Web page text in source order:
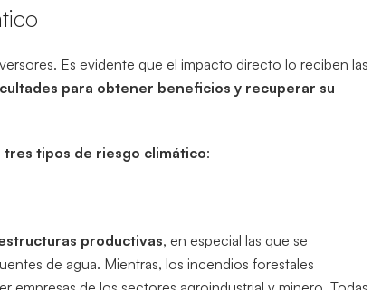
Es evidente que el impacto directo lo reciben las
para obtener beneficios y recuperar su
tres tipos de riesgo climático:
productivas, en especial las que se
de agua. Mientras, los incendios forestales